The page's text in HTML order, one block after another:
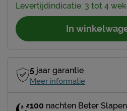
Levertijdindicatie: 3 tot 4
In
5 jaar garantie
Meer informatie
100 nachten Beter